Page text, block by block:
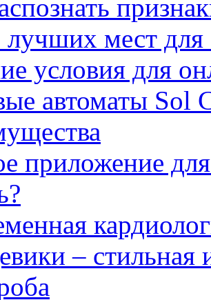
мест для
условия для
автоматы Sol
приложение
– стильная